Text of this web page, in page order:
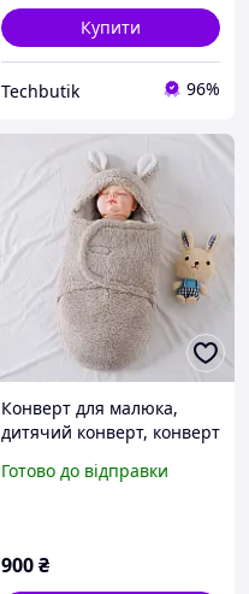
Купити
Techbutik 96%
Конверт для малюка,
дитячий конверт, конверт
MKD 62 сірий
Готово до відправки
900₴